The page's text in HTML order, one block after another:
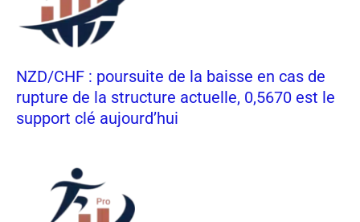
NZD/CHF : poursuite de la baisse en cas de
rupture de la structure actuelle, 0,5670 est le
support clé aujourd’hui